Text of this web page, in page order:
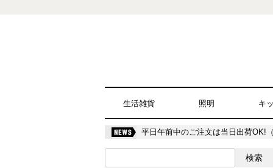
生活雑貨 照明 キ
平日午前中のご注文は当日出荷OK!